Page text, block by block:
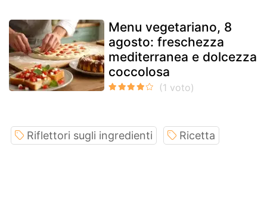
Menu vegetariano, 8
agosto: freschezza
mediterranea e dolcezza
coccolosa
Riflettori sugli ingredienti Ricetta